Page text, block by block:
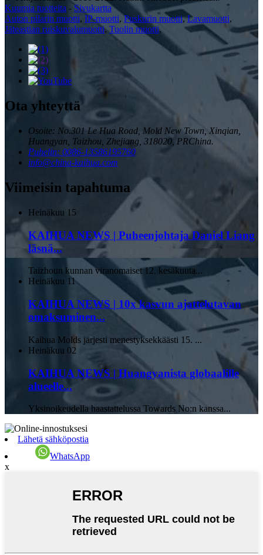
Kuumia tuotteita - Sivukartta
Auton pilarin muotti, IP-muotti, Puskurin muotti,Lavamuotti,
Jäteastian ruiskuvalumuotti,Tuolin muotti,
Ota yhteyttä
Osoite: No.301 Le Hua Road, Mold New Town, Xinqian,
Huangyan, Taizhou, Zhejiang, 318020, PRChina.
Puhelin: 0086-13586195760
info@china-kaihua.com
Viimeisin tapahtuma
Heinäkuu 15
KAIHUA NEWS | Puheenjohtaja Daniel Liang
läsnä...
Taizhoun kunnan viranomaiset 12. kesäkuuta...
Heinäkuu 11
KAIHUA NEWS | 10x kasvun ajattelutavan
omaksuminen...
Kaihua Molds järjesti menestyksekkäästi 15. ...
Heinäkuu 02
KAIHUA NEWS | Huangyanista globaalille
alueelle...
Yksinoikeudella haastattelussa Towards No:n kanssa...
Lähetä sähköpostia
WhatsApp
x